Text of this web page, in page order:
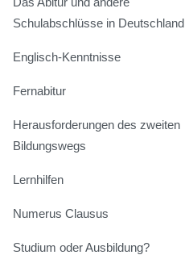
Schulabschlüsse in Deutschland
Englisch-Kenntnisse
Fernabitur
Herausforderungen des zweiten
Bildungswegs
Lernhilfen
Numerus Clausus
Studium oder Ausbildung?